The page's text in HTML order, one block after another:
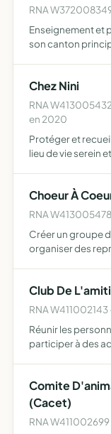
RNA
Enseignement et
son canton
Chez Nini
RNA
en 2020
Protéger et
lieu de vie serein
Choeur À
RNA
Créer un groupe
organiser des
e…
Club De
RNA W411002143
Réunir les
participer à des
Comite
(Cacet)
RNA